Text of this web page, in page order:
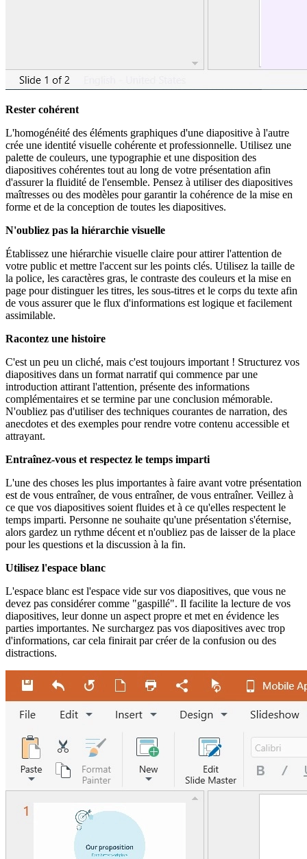
Rester cohérent
L'homogénéité des éléments graphiques d'une diapositive à l'autre
crée une identité visuelle cohérente et professionnelle. Utilisez une
palette de couleurs, une typographie et une disposition des
diapositives cohérentes tout au long de votre présentation afin
d'assurer la fluidité de l'ensemble. Pensez à utiliser des diapositives
maîtresses ou des modèles pour garantir la cohérence de la mise en
forme et de la conception de toutes les diapositives.
N'oubliez pas la hiérarchie visuelle
Établissez une hiérarchie visuelle claire pour attirer l'attention de
votre public et mettre l'accent sur les points clés. Utilisez la taille de
la police, les caractères gras, le contraste des couleurs et la mise en
page pour distinguer les titres, les sous-titres et le corps du texte afin
de vous assurer que le flux d'informations est logique et facilement
assimilable.
Racontez une histoire
C'est un peu un cliché, mais c'est toujours important ! Structurez vos
diapositives dans un format narratif qui commence par une
introduction attirant l'attention, présente des informations
complémentaires et se termine par une conclusion mémorable.
N'oubliez pas d'utiliser des techniques courantes de narration, des
anecdotes et des exemples pour rendre votre contenu accessible et
attrayant.
Entraînez-vous et respectez le temps imparti
L'une des choses les plus importantes à faire avant votre présentation
est de vous entraîner, de vous entraîner, de vous entraîner. Veillez à
ce que vos diapositives soient fluides et à ce qu'elles respectent le
temps imparti. Personne ne souhaite qu'une présentation s'éternise,
alors gardez un rythme décent et n'oubliez pas de laisser de la place
pour les questions et la discussion à la fin.
Utilisez l'espace blanc
L'espace blanc est l'espace vide sur vos diapositives, que vous ne
devez pas considérer comme "gaspillé". Il facilite la lecture de vos
diapositives, leur donne un aspect propre et met en évidence les
parties importantes. Ne surchargez pas vos diapositives avec trop
d'informations, car cela finirait par créer de la confusion ou des
distractions.